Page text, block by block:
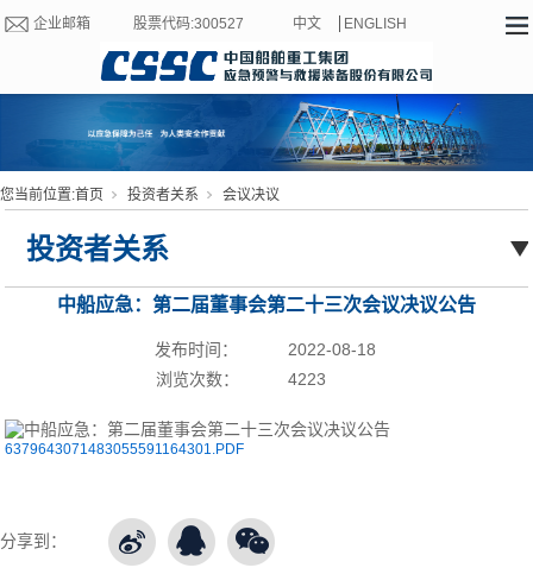
企业邮箱 股票代码:300527 中文 ENGLISH
您当前位置:首页 投资者关系 会议决议
投资者关系
中船应急：第二届董事会第二十三次会议决议公告
2022-08-18
发布时间：
4223
浏览次数：
6379643071483055591164301.PDF
分享到：